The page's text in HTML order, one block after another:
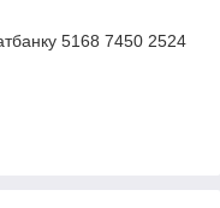
5168 7450 2524